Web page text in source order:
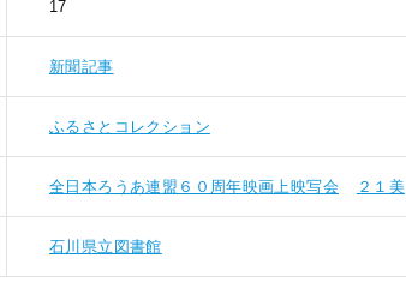
17
新聞記事
ふるさとコレクション
全日本ろうあ連盟６０周年映画上映写会 ２１美
石川県立図書館